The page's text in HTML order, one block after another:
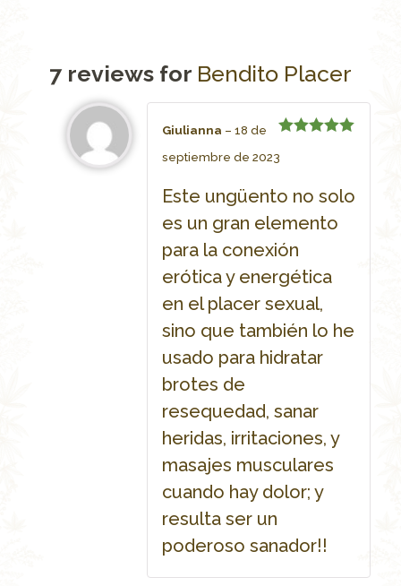
7 reviews for Bendito Placer
out of 5
Giulianna – 18 de
septiembre de 2023
Este ungüento no solo
es un gran elemento
para la conexión
erótica y energética
en el placer sexual,
sino que también lo he
usado para hidratar
brotes de
resequedad, sanar
heridas, irritaciones, y
masajes musculares
cuando hay dolor; y
resulta ser un
poderoso sanador!!